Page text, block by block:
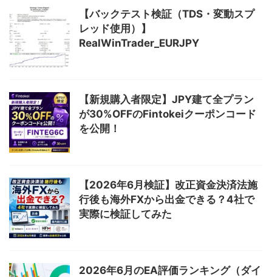
【バックテスト検証（TDS・変動スプ
レッド使用）】
RealWinTrader_EURJPY
【新規購入者限定】JPY建て全プラン
が30%OFFのFintokeiクーポンコード
を公開！
【2026年6月検証】改正資金決済法施
行後も海外FXから出金できる？4社で
実際に検証してみた
2026年6月のEA評価ランキング（ダイ